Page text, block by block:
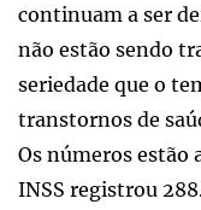
continuam a ser
não estão sendo
seriedade que o
transtornos de
Os números estão
INSS registrou